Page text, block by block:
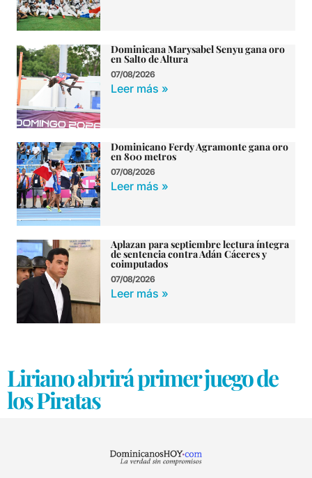
Dominicana Marysabel Senyu gana oro
en Salto de Altura
07/08/2026
Leer más »
Dominicano Ferdy Agramonte gana oro
en 800 metros
07/08/2026
Leer más »
Aplazan para septiembre lectura íntegra
de sentencia contra Adán Cáceres y
coimputados
07/08/2026
Leer más »
Liriano abrirá primer juego de
los Piratas